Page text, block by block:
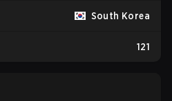
South Korea
121